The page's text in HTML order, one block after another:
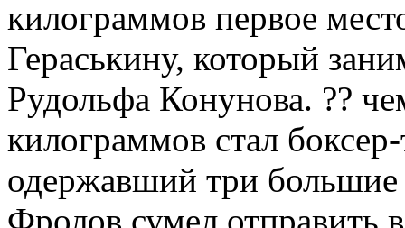
килограммов первое
Гераськину, который
Рудольфа Конунова. ??
килограммов стал
одержавший три
Фролов сумел отправить